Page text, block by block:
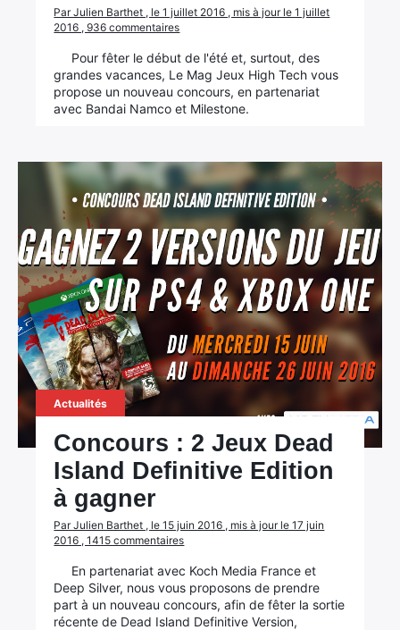
Par Julien Barthet , le 1 juillet 2016 , mis à jour le 1 juillet
2016 , 936 commentaires
Pour fêter le début de l'été et, surtout, des
grandes vacances, Le Mag Jeux High Tech vous
propose un nouveau concours, en partenariat
avec Bandai Namco et Milestone.
Actualités
Concours : 2 Jeux Dead
Island Definitive Edition
à gagner
Par Julien Barthet , le 15 juin 2016 , mis à jour le 17 juin
2016 , 1415 commentaires
En partenariat avec Koch Media France et
Deep Silver, nous vous proposons de prendre
part à un nouveau concours, afin de fêter la sortie
récente de Dead Island Definitive Version,